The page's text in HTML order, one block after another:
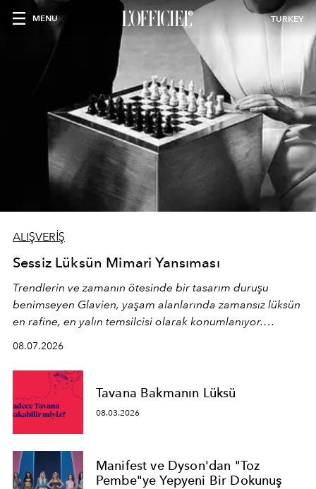
MENU TURKEY
ALIŞVERİŞ
Sessiz Lüksün Mimari Yansıması
Trendlerin ve zamanın ötesinde bir tasarım duruşu
benimseyen Glavien, yaşam alanlarında zamansız lüksün
en rafine, en yalın temsilcisi olarak konumlanıyor.
en yeni seçkisiyle bu imza felsefesini mekanlara taşıyor.
08.07.2026
Tavana Bakmanın Lüksü
08.03.2026
Manifest ve Dyson'dan "Toz
Pembe"ye Yepyeni Bir Dokunuş